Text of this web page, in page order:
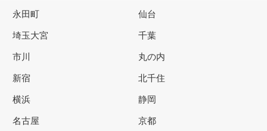
永田町 仙台
埼玉大宮 千葉
市川 丸の内
新宿 北千住
横浜 静岡
名古屋 京都